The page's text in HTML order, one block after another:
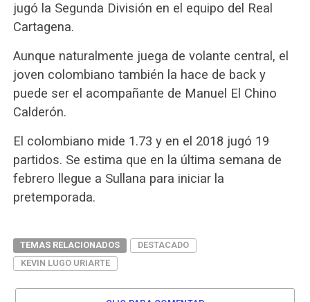
jugó la Segunda División en el equipo del Real
Cartagena.
Aunque naturalmente juega de volante central, el
joven colombiano también la hace de back y
puede ser el acompañante de Manuel El Chino
Calderón.
El colombiano mide 1.73 y en el 2018 jugó 19
partidos. Se estima que en la última semana de
febrero llegue a Sullana para iniciar la
pretemporada.
TEMAS RELACIONADOS
DESTACADO
KEVIN LUGO URIARTE